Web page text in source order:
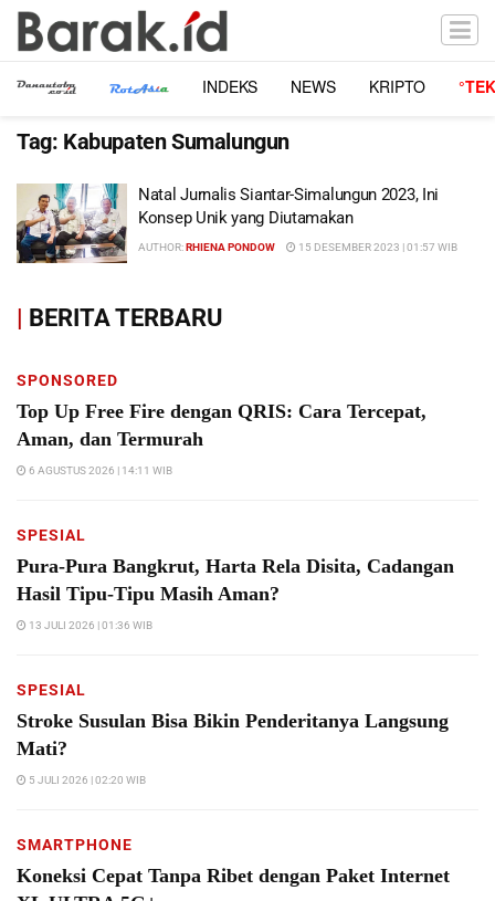
INDEKS NEWS KRIPTO
Tag: Kabupaten Sumalungun
Natal Jurnalis Siantar-Simalungun 2023, Ini
Konsep Unik yang Diutamakan
AUTHOR:RHIENA PONDOW 15 DESEMBER 2023 | 01:57 WIB
| BERITA TERBARU
SPONSORED
Top Up Free Fire dengan QRIS: Cara Tercepat,
Aman, dan Termurah
6 AGUSTUS 2026 | 14:11 WIB
SPESIAL
Pura-Pura Bangkrut, Harta Rela Disita, Cadangan
Hasil Tipu-Tipu Masih Aman?
13 JULI 2026 | 01:36 WIB
SPESIAL
Stroke Susulan Bisa Bikin Penderitanya Langsung
Mati?
5 JULI 2026 | 02:20 WIB
SMARTPHONE
Koneksi Cepat Tanpa Ribet dengan Paket Internet